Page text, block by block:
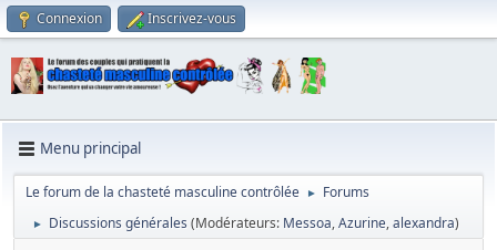
Connexion Inscrivez-vous
Menu principal
Le forum de la chasteté masculine contrôlée ► Forums
► Discussions générales (Modérateurs: Messoa,Azurine,alexandra)